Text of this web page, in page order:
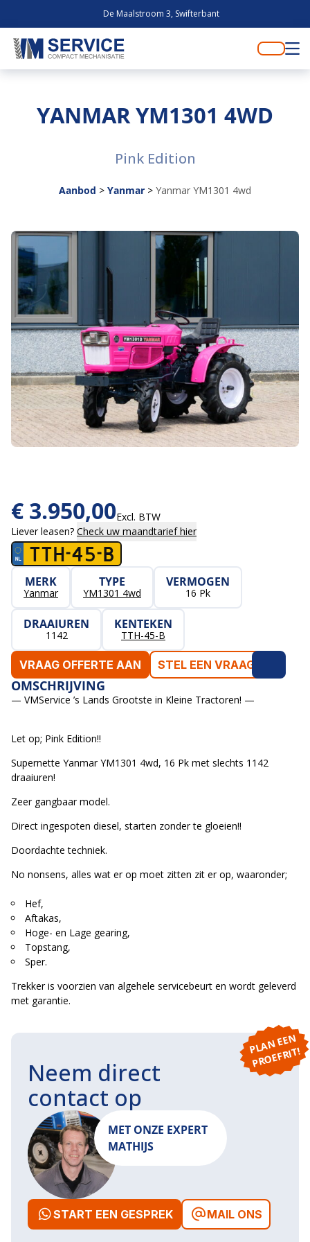
De Maalstroom 3, Swifterbant
YANMAR YM1301 4WD
Pink Edition
Aanbod > Yanmar > Yanmar YM1301 4wd
€ 3.950,00Excl. BTW
Liever leasen?
Check uw maandtarief hier
TTH-45-B
MERK
Yanmar
TYPE
YM1301 4wd
VERMOGEN
16 Pk
DRAAIUREN
1142
KENTEKEN
TTH-45-B
VRAAG OFFERTE AAN STEL EEN VRAAG
OMSCHRIJVING
— VMService ’s Lands Grootste in Kleine Tractoren! —
Let op; Pink Edition!!
Supernette Yanmar YM1301 4wd, 16 Pk met slechts 1142
draaiuren!
Zeer gangbaar model.
Direct ingespoten diesel, starten zonder te gloeien!!
Doordachte techniek.
No nonsens, alles wat er op moet zitten zit er op, waaronder;
Hef,
Aftakas,
Hoge- en Lage gearing,
Topstang,
Sper.
Trekker is voorzien van algehele servicebeurt en wordt geleverd
met garantie.
P
L
A
N
E
E
N
P
R
O
E
F
RI
T!
Neem direct
contact op
MET ONZE EXPERT
MATHIJS
START EEN GESPREK MAIL ONS